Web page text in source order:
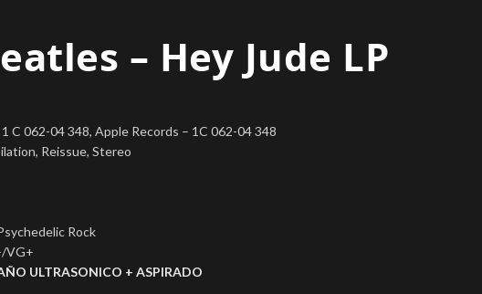
– Hey Jude LP
C 062-04 348, Apple Records – 1C 062-04 348
Reissue, Stereo
Rock
VG+
ULTRASONICO + ASPIRADO